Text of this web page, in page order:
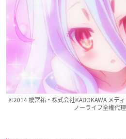
©2014 榎宮祐・株式会社KADOKAWA メデ
ノーライフ全権代